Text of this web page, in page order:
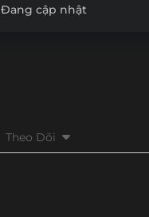
Đang cập nhật
Theo Dõi